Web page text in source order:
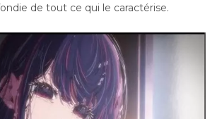
de tout ce qui le caractérise.